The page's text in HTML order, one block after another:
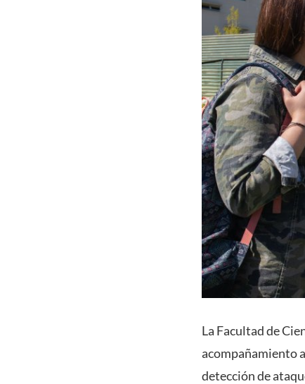
La Facultad de
acompañamiento
detección de